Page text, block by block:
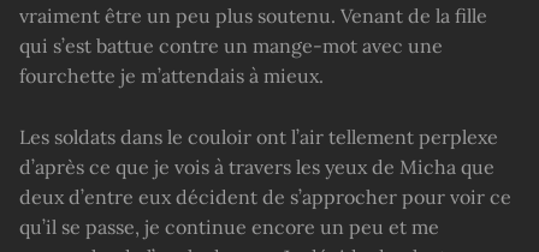
vraiment être un peu plus soutenu. Venant de la fille
qui s’est battue contre un mange-mot avec une
fourchette je m’attendais à mieux.
Les soldats dans le couloir ont l’air tellement perplexe
d’après ce que je vois à travers les yeux de Micha que
deux d’entre eux décident de s’approcher pour voir ce
qu’il se passe, je continue encore un peu et me